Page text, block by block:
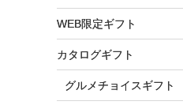
WEB限定ギフト
カタログギフト
グルメチョイスギフト